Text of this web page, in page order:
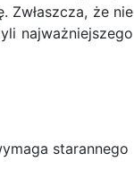
Zwłaszcza, że nie
najważniejszego
starannego